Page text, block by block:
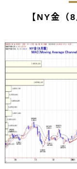
【NY金（